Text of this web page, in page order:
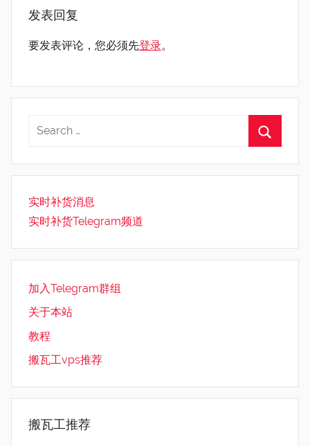
发表回复
要发表评论，您必须先登录。
实时补货消息
实时补货Telegram频道
加入Telegram群组
关于本站
教程
搬瓦工vps推荐
搬瓦工推荐